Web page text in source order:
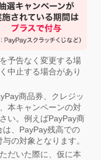
予告なく変更する場
中止する場合があり
商品券、クレジッ
本キャンペーンの対
い。例えばPayPay商
、PayPay残高での
の対象となります。
だいた際に、仮に本